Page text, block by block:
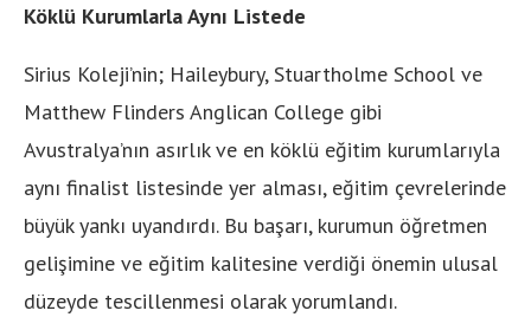
Köklü Kurumlarla Aynı Listede
Sirius Koleji’nin; Haileybury, Stuartholme School ve
Matthew Flinders Anglican College gibi
Avustralya’nın asırlık ve en köklü eğitim kurumlarıyla
aynı finalist listesinde yer alması, eğitim çevrelerinde
büyük yankı uyandırdı. Bu başarı, kurumun öğretmen
gelişimine ve eğitim kalitesine verdiği önemin ulusal
düzeyde tescillenmesi olarak yorumlandı.